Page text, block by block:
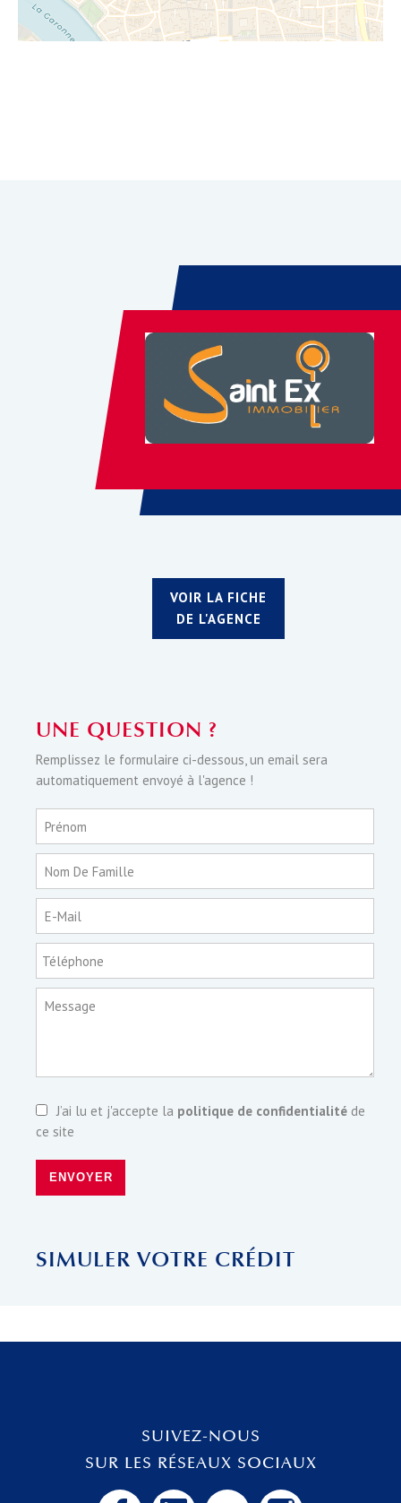
VOIR LA FICHE
DE L'AGENCE
UNE QUESTION ?
Remplissez le formulaire ci-dessous, un email sera
automatiquement envoyé à l'agence !
Prénom
Nom De Famille
E-Mail
Téléphone
Message
J’ai lu et j'accepte la politique de confidentialité de
ce site
ENVOYER
SIMULER VOTRE CRÉDIT
SUIVEZ-NOUS
SUR LES RÉSEAUX SOCIAUX